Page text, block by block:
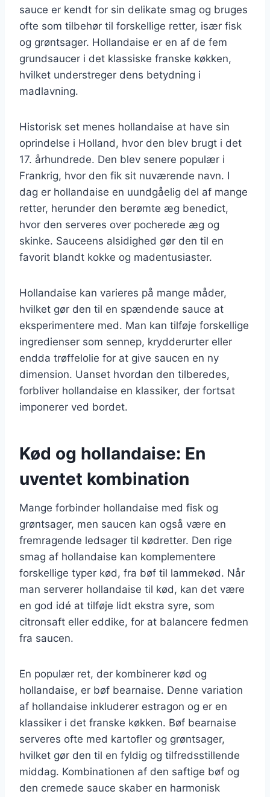
sauce er kendt for sin delikate smag og bruges
ofte som tilbehør til forskellige retter, især fisk
og grøntsager. Hollandaise er en af de fem
grundsaucer i det klassiske franske køkken,
hvilket understreger dens betydning i
madlavning.
Historisk set menes hollandaise at have sin
oprindelse i Holland, hvor den blev brugt i det
17. århundrede. Den blev senere populær i
Frankrig, hvor den fik sit nuværende navn. I
dag er hollandaise en uundgåelig del af mange
retter, herunder den berømte æg benedict,
hvor den serveres over pocherede æg og
skinke. Sauceens alsidighed gør den til en
favorit blandt kokke og madentusiaster.
Hollandaise kan varieres på mange måder,
hvilket gør den til en spændende sauce at
eksperimentere med. Man kan tilføje forskellige
ingredienser som sennep, krydderurter eller
endda trøffelolie for at give saucen en ny
dimension. Uanset hvordan den tilberedes,
forbliver hollandaise en klassiker, der fortsat
imponerer ved bordet.
Kød og hollandaise: En
uventet kombination
Mange forbinder hollandaise med fisk og
grøntsager, men saucen kan også være en
fremragende ledsager til kødretter. Den rige
smag af hollandaise kan komplementere
forskellige typer kød, fra bøf til lammekød. Når
man serverer hollandaise til kød, kan det være
en god idé at tilføje lidt ekstra syre, som
citronsaft eller eddike, for at balancere fedmen
fra saucen.
En populær ret, der kombinerer kød og
hollandaise, er bøf bearnaise. Denne variation
af hollandaise inkluderer estragon og er en
klassiker i det franske køkken. Bøf bearnaise
serveres ofte med kartofler og grøntsager,
hvilket gør den til en fyldig og tilfredsstillende
middag. Kombinationen af den saftige bøf og
den cremede sauce skaber en harmonisk